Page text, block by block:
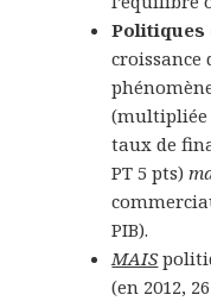
Politiques
croissance
(multipliée
taux de
PT 5 pts)
PIB).
MAIS
(en 2012,